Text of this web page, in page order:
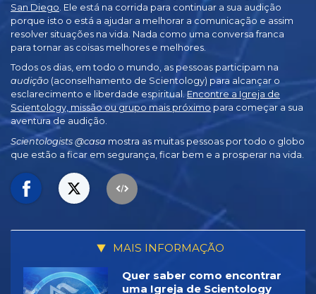
San Diego . Ele está na corrida para continuar a sua audição
porque isto o está a ajudar a melhorar a comunicação e assim
resolver situações na vida. Nada como uma conversa franca
para tornar as coisas melhores e melhores.
Todos os dias, em todo o mundo, as pessoas participam na
audição (aconselhamento de Scientology) para alcançar o
esclarecimento e liberdade espiritual. Encontre a Igreja de
Scientology, missão ou grupo mais próximo para começar a sua
aventura de audição.
Scientologists @casa mostra as muitas pessoas por todo o globo
que estão a ficar em segurança, ficar bem e a prosperar na vida.
MAIS INFORMAÇÃO
Quer saber como encontrar
uma Igreja de Scientology